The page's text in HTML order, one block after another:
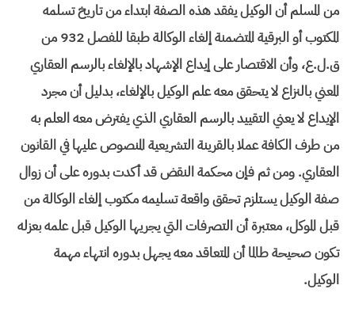
من المسلم أن الوكيل يفقد هذه الصفة ابتداء من تاريخ تسلمه
المكتوب أو البرقية المتضمنة إلغاء الوكالة طبقا للفصل 932 من
ق.ل.ع، وأن الاقتصار على إيداع الإشهاد بالإلغاء بالرسم العقاري
المعني بالنزاع لا يتحقق معه علم الوكيل بالإلغاء، بدليل أن مجرد
الإيداع لا يعني التقييد بالرسم العقاري الذي يفترض معه العلم به
من طرف الكافة عملا بالقرينة التشريعية المنصوص عليها في القانون
العقاري. ومن ثم فإن محكمة النقض قد أكدت بدوره على أن زوال
صفة الوكيل يستلزم تحقق واقعة تسليمه مكتوب إلغاء الوكالة من
قبل الموكل، معتبرة أن التصرفات التي يجريها الوكيل قبل علمه بعزله
تكون صحيحة طالما أن المتعاقد معه يجهل بدوره انتهاء مهمة
الوكيل.